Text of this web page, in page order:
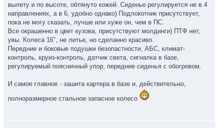
вылету и по высоте, обтянуто кожей. Сиденье регулируется не в 4
направлениях, а в 6, удобно однако) Подлокотник присутствует,
пока не могу сказать, лучше или хуже он, чем в ПС.
Все окрашенно в цвет кузова, присутствуют молдинги) ПТФ нет,
увы. Колеса 16", не литье, но сделанно красиво.
Передние и боковые подушки безопастности, АБС, климат-
контроль, круиз-контроль, датчик света, сигналка в базе,
регулируемый поясничный упор, передние сиденья с обогревом.
И самое главное - зашита картера в базе и, действительно,
полноразмерное стальное запасное колесо